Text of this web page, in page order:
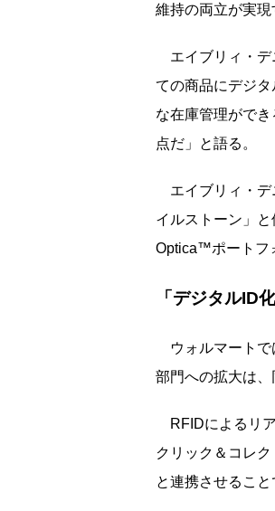
維持の両立が実現
エイブリィ・デ
ての商品にデジ
な在庫管理がで
点だ」と語る。
エイブリィ・デ
イルストーン」
Optica™ポートフ
「デジタルID
ウォルマートで
部門への拡大は、
RFIDによるリア
クリック＆コレ
と連携させるこ